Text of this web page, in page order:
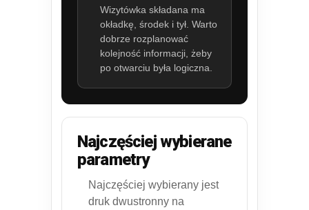
Wizytówka składana ma
okładkę, środek i tył. Warto
dobrze rozplanować
kolejność informacji, żeby
po otwarciu była logiczna.
Najczęściej wybierane
parametry
Najczęściej wybierany jest
druk dwustronny na